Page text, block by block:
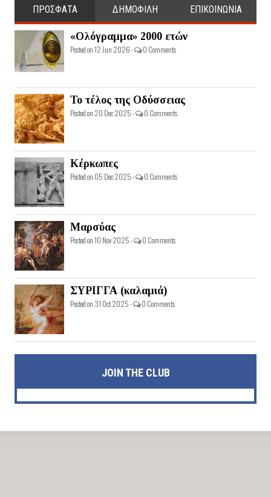
ΠΡΟΣΦΑΤΑ ΔΗΜΟΦΙΛΗ ΕΠΙΚΟΙΝΩΝΙΑ
«Ολόγραμμα» 2000 ετών
Posted on 12 Jun 2026 - 0 Comments
Το τέλος της Οδύσσειας
Posted on 20 Dec 2025 - 0 Comments
Κέρκωπες
Posted on 05 Dec 2025 - 0 Comments
Μαρσύας
Posted on 10 Nov 2025 - 0 Comments
ΣΥΡΙΓΓΑ (καλαμιά)
Posted on 31 Oct 2025 - 0 Comments
JOIN THE CLUB